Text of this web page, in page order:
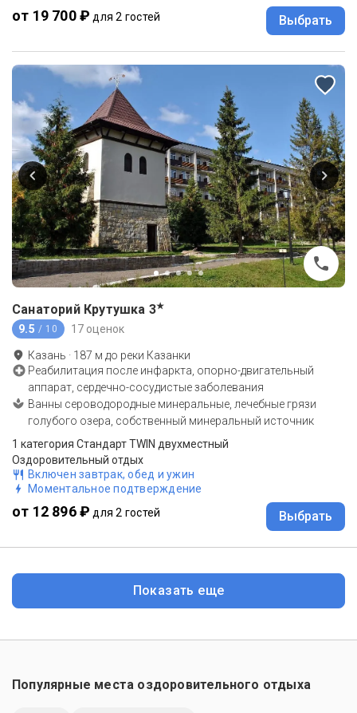
от 19 700 ₽ для 2 гостей Выбрать
Санаторий Крутушка 3★
9.5 / 10 17 оценок
Казань · 187 м до реки Казанки
Реабилитация после инфаркта, опорно-двигательный
аппарат, сердечно-сосудистые заболевания
Ванны сероводородные минеральные, лечебные грязи
голубого озера, собственный минеральный источник
1 категория Стандарт TWIN двухместный
Оздоровительный отдых
Включен завтрак, обед и ужин
Моментальное подтверждение
от 12 896 ₽ для 2 гостей Выбрать
Показать еще
Популярные места оздоровительного отдыха